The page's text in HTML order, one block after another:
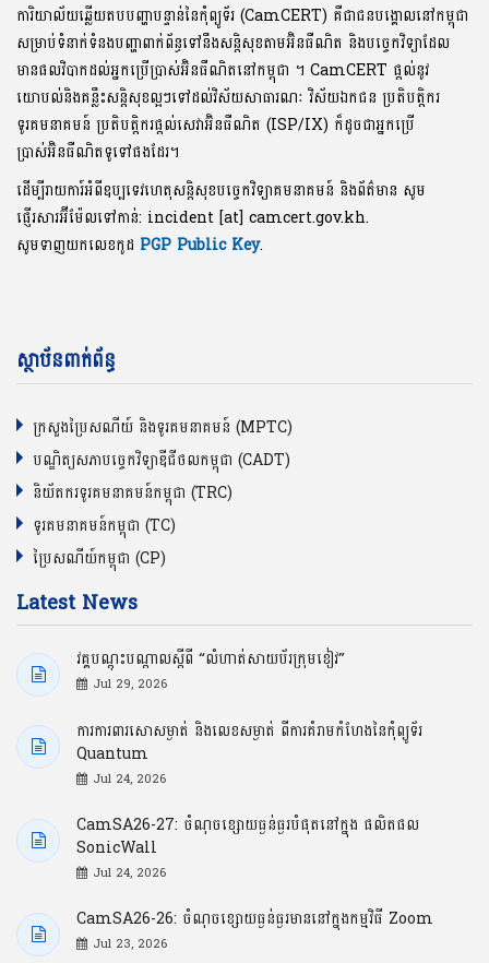
ការិយាល័យឆ្លើយតបបញ្ហាបន្ទាន់នៃកុំព្យូទ័រ (CamCERT) គឺជាជនបង្គោលនៅកម្ពុជា
សម្រាប់ទំនាក់ទំនងបញ្ហាពាក់ព័ន្ធទៅនឹងសន្តិសុខតាមអ៊ិនធឺណិត និងបច្ចេកវិទ្យាដែល
មានផលវិបាកដល់អ្នកប្រើប្រាស់អ៊ិនធឺណិតនៅកម្ពុជា ។ CamCERT ផ្តល់នូវ
យោបល់និងគន្លឹះសន្តិសុខល្អៗទៅដល់វិស័យសាធារណៈ វិស័យឯកជន ប្រតិបត្តិករ
ទូរគមនាគមន៍ ប្រតិបត្តិករផ្តល់សេវាអ៊ិនធឺណិត (ISP/IX) ក៏ដូចជាអ្នកប្រើ
ប្រាស់អ៊ិនធឺណិតទូទៅផងដែរ។
ដើម្បីរាយការ៍អំពីឧប្បទេវហេតុសន្តិសុខបច្ចេកវិទ្យាគមនាគមន៍ និងព័ត៌មាន សូម
ផ្ញើរសារអ៊ីម៉ែលទៅកាន់: incident [at] camcert.gov.kh.
សូមទាញយកលេខកូដ PGP Public Key.
ស្ថាប័នពាក់ព័ន្ធ
ក្រសួងប្រៃសណីយ៍ និងទូរគមនាគមន៍ (MPTC)
បណ្ឌិត្យសភាបច្ចេកវិទ្យាឌីជីថលកម្ពុជា (CADT)
និយ័តករទូរគមនាគមន៍កម្ពុជា (TRC)
ទូរគមនាគមន៍កម្ពុជា (TC)
ប្រៃសណីយ៍កម្ពុជា (CP)
Latest News
វគ្គបណ្ដុះបណ្ដាលស្ដីពី “លំហាត់សាយប័រក្រុមខៀវ”
Jul 29, 2026
ការការពារសោសម្ងាត់ និងលេខសម្ងាត់ ពីការគំរាមកំហែងនៃកុំព្យូទ័រ
Quantum
Jul 24, 2026
CamSA26-27: ចំណុចខ្សោយធ្ងន់ធ្ងរបំផុតនៅក្នុង ផលិតផល
SonicWall
Jul 24, 2026
CamSA26-26: ចំណុចខ្សោយធ្ងន់ធ្ងរមាននៅក្នុងកម្មវិធី Zoom
Jul 23, 2026